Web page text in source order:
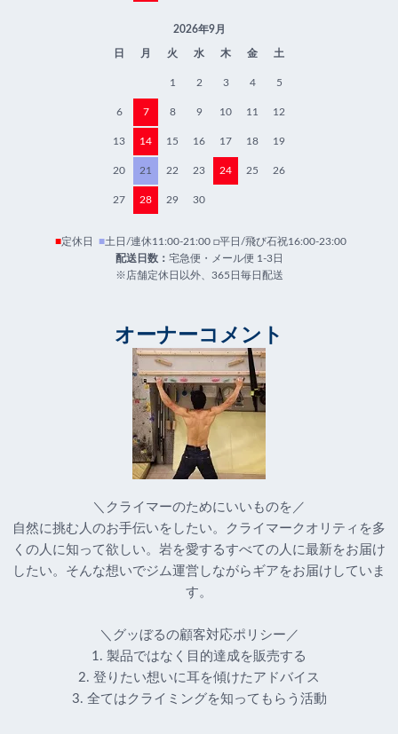
2026年9月
日 月 火 水 木 金 土
1 2 3 4 5
6 7 8 9 10 11 12
13 14 15 16 17 18 19
20 21 22 23 24 25 26
27 28 29 30
■定休日 ■土日/連休11:00-21:00 □平日/飛び石祝16:00-23:00
配送日数： 宅急便・メール便 1-3日
※店舗定休日以外、365日毎日配送
オーナーコメント
＼クライマーのためにいいものを／
自然に挑む人のお手伝いをしたい。クライマークオリティを多
くの人に知って欲しい。岩を愛するすべての人に最新をお届け
したい。そんな想いでジム運営しながらギアをお届けしていま
す。
＼グッぼるの顧客対応ポリシー／
1. 製品ではなく目的達成を販売する
2. 登りたい想いに耳を傾けたアドバイス
3. 全てはクライミングを知ってもらう活動